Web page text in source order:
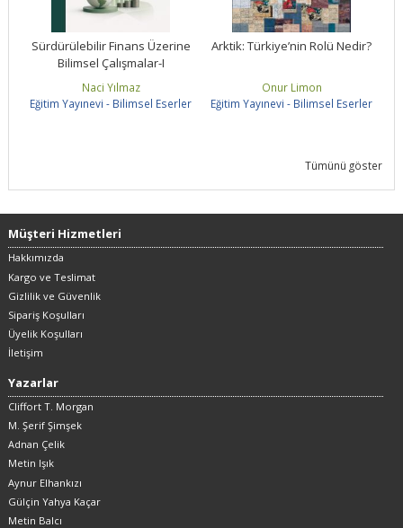
Sürdürülebilir Finans Üzerine
Bilimsel Çalışmalar-I
Naci Yılmaz
Eğitim Yayınevi - Bilimsel Eserler
Arktik: Türkiye’nin Rolü Nedir?
Onur Limon
Eğitim Yayınevi - Bilimsel Eserler
Tümünü göster
Müşteri Hizmetleri
Hakkımızda
Kargo ve Teslimat
Gizlilik ve Güvenlik
Sipariş Koşulları
Üyelik Koşulları
İletişim
Yazarlar
Cliffort T. Morgan
M. Şerif Şimşek
Adnan Çelik
Metin Işık
Aynur Elhankızı
Gülçin Yahya Kaçar
Metin Balcı